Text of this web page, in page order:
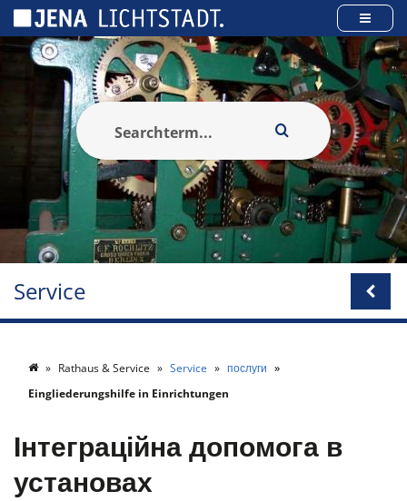
Service
Rathaus & Service Service
послуги
Eingliederungshilfe in Einrichtungen
Інтеграційна допомога в
установах
Панель керування кукі